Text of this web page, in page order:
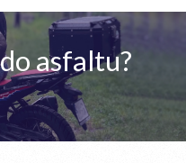
asfaltu?